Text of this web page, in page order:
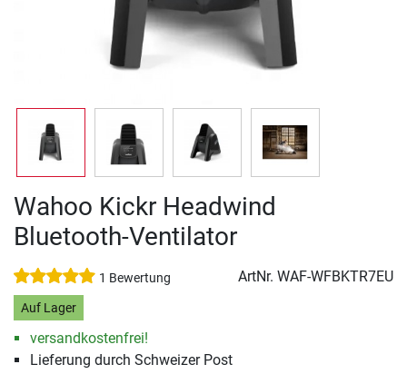
Wahoo Kickr Headwind
Bluetooth-Ventilator
1 Bewertung ArtNr. WAF-WFBKTR7EU
Auf Lager
versandkostenfrei!
Lieferung durch Schweizer Post